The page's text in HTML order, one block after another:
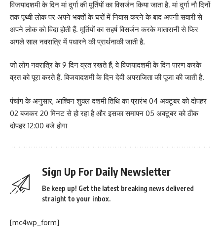
विजयादशमी के दिन मां दुर्गा की मूर्तियों का विसर्जन किया जाता है. मां दुर्गा नौ दिनों
तक पृथ्वी लोक पर अपने भक्तों के घरों में निवास करने के बाद अपनी सवारी से
अपने लोक को विदा होती हैं. मूर्तियों का सहर्ष विसर्जन करके मातारानी से फिर
अगले साल नवरात्रि में पधारने की प्रार्थनाकी जाती है.
जो लोग नवरात्रि के 9 दिन व्रत रखते हैं, वे विजयादशमी के दिन पारण करके
व्रत को पूरा करते हैं. विजयादशमी के दिन देवी अपराजिता की पूजा की जाती है.
पंचांग के अनुसार, आश्विन शुक्ल दशमी तिथि का प्रारंभ 04 अक्टूबर को दोपहर
02 बजकर 20 मिनट से हो रहा है और इसका समापन 05 अक्टूबर को ठीक
दोपहर 12:00 बजे होगा
Sign Up For Daily Newsletter
Be keep up! Get the latest breaking news delivered
straight to your inbox.
[mc4wp_form]